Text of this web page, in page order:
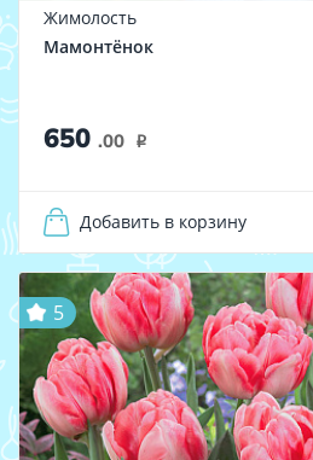
Жимолость
Мамонтёнок
650 .00 i
Добавить в корзину
5